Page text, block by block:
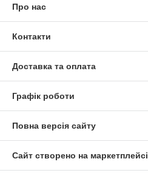
Про нас
Контакти
Доставка та оплата
Графік роботи
Повна версія сайту
Сайт створено на маркетплейсі